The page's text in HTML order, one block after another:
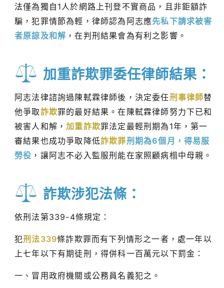
法僅為獨自1人於網路上刊登不實商品，且非鉅額詐
騙，犯罪情節為輕，律師認為阿志應先私下請求被害
者原諒及和解 ，在判刑結果會為有利之影響。
加重詐欺罪委任律師結果：
阿志法律諮詢過陳軾霖律師後，決定委任刑事律師替
他爭取詐欺罪的最好結果。在陳軾霖律師努力下已和
被害人和解，加重詐欺罪法定最輕刑期為1年，第一
審結果也成功爭取降低詐欺罪刑期為6個月，得易服
勞役 ，讓阿志不必入監服刑能在家照顧病榻中母親。
詐欺涉犯法條：
依刑法第339-4條規定：
犯刑法339條詐欺罪而有下列情形之一者，處一年以
上七年以下有期徒刑，得併科一百萬元以下罰金：
一、冒用政府機關或公務員名義犯之。